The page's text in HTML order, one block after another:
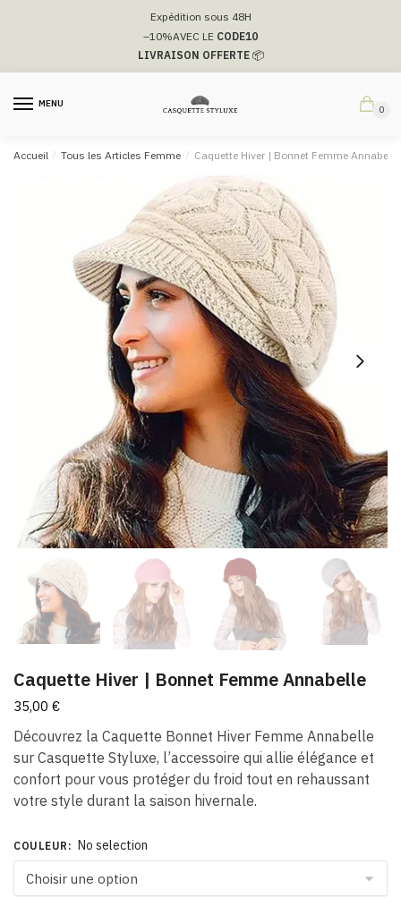
navigation
Expédition sous 48H
–10%AVEC LE CODE10
LIVRAISON OFFERTE📦
MENU
0
Accueil / Tous les Articles Femme / Caquette Hiver | Bonnet Femme Annabelle
Caquette Hiver | Bonnet Femme Annabelle
35,00 €
Découvrez la Caquette Bonnet Hiver Femme Annabelle
sur Casquette Styluxe, l’accessoire qui allie élégance et
confort pour vous protéger du froid tout en rehaussant
votre style durant la saison hivernale.
COULEUR : No selection